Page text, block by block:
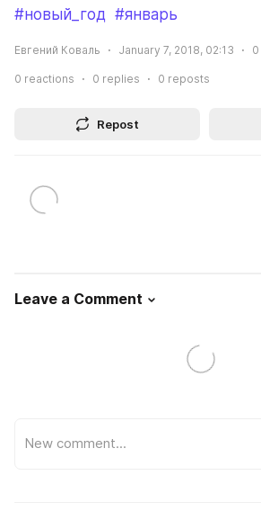
#новый_год #январь
Евгений Коваль January 7, 2018, 02:13 0
0 reactions 0 replies 0 reposts
Repost
Leave a Comment